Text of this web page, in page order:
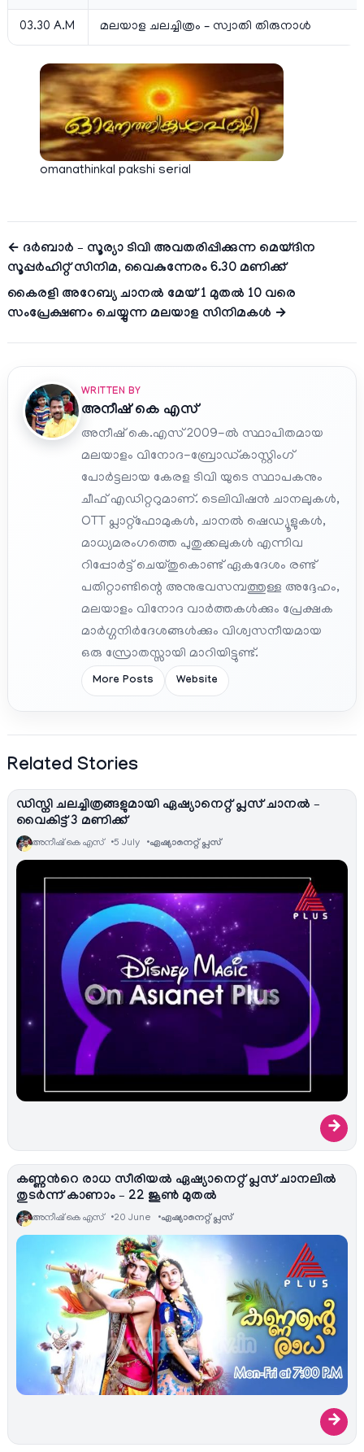
03.30 A.M മലയാള ചലച്ചിത്രം – സ്വാതി തിരുനാള്‍
omanathinkal pakshi serial
← ദര്‍ബാര്‍ – സൂര്യാ ടിവി അവതരിപ്പിക്കുന്ന മെയ്ദിന
സൂപ്പര്‍ഹിറ്റ് സിനിമ, വൈകുന്നേരം 6.30 മണിക്ക്
കൈരളി അറേബ്യ ചാനല്‍ മേയ് 1 മുതല്‍ 10 വരെ
സംപ്രേക്ഷണം ചെയ്യുന്ന മലയാള സിനിമകള്‍ →
WRITTEN BY
അനീഷ്‌ കെ എസ്
അനീഷ് കെ.എസ് 2009-ൽ സ്ഥാപിതമായ
മലയാളം വിനോദ-ബ്രോഡ്കാസ്റ്റിംഗ്
പോർട്ടലായ കേരള ടിവി യുടെ സ്ഥാപകനും
ചീഫ് എഡിറ്ററുമാണ്. ടെലിവിഷൻ ചാനലുകൾ,
OTT പ്ലാറ്റ്‌ഫോമുകൾ, ചാനൽ ഷെഡ്യൂളുകൾ,
മാധ്യമരംഗത്തെ പുതുക്കലുകൾ എന്നിവ
റിപ്പോർട്ട് ചെയ്തുകൊണ്ട് ഏകദേശം രണ്ട്
പതിറ്റാണ്ടിന്റെ അനുഭവസമ്പത്തുള്ള അദ്ദേഹം,
മലയാളം വിനോദ വാർത്തകൾക്കും പ്രേക്ഷക
മാർഗ്ഗനിർദേശങ്ങൾക്കും വിശ്വസനീയമായ
ഒരു സ്രോതസ്സായി മാറിയിട്ടുണ്ട്.
More Posts Website
Related Stories
ഡിസ്നി ചലച്ചിത്രങ്ങളുമായി ഏഷ്യാനെറ്റ്‌ പ്ലസ് ചാനല്‍ –
വൈകിട്ട് 3 മണിക്ക്
അനീഷ്‌ കെ എസ് 5 July ഏഷ്യാനെറ്റ്‌ പ്ലസ്
→
കണ്ണന്‍റെ രാധ സീരിയല്‍ ഏഷ്യാനെറ്റ്‌ പ്ലസ് ചാനലില്‍
തുടര്‍ന്ന് കാണാം – 22 ജൂണ്‍ മുതല്‍
അനീഷ്‌ കെ എസ് 20 June ഏഷ്യാനെറ്റ്‌ പ്ലസ്
→